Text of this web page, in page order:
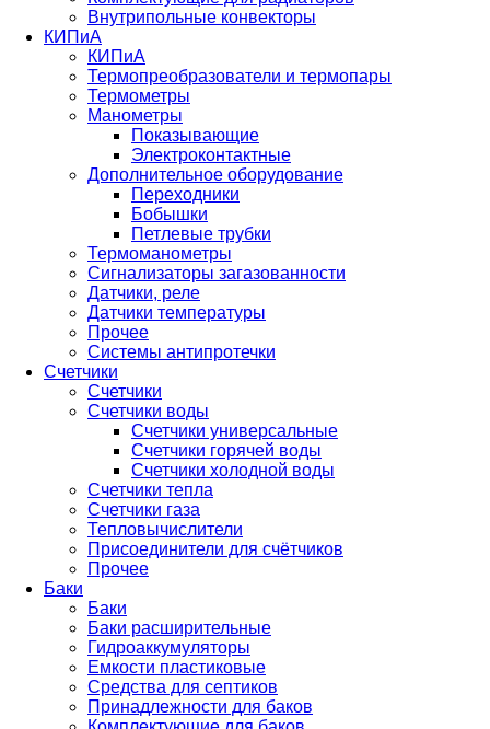
Внутрипольные конвекторы
КИПиА
КИПиА
Термопреобразователи и термопары
Термометры
Манометры
Показывающие
Электроконтактные
Дополнительное оборудование
Переходники
Бобышки
Петлевые трубки
Термоманометры
Сигнализаторы загазованности
Датчики, реле
Датчики температуры
Прочее
Системы антипротечки
Счетчики
Счетчики
Счетчики воды
Счетчики универсальные
Счетчики горячей воды
Счетчики холодной воды
Счетчики тепла
Счетчики газа
Тепловычислители
Присоединители для счётчиков
Прочее
Баки
Баки
Баки расширительные
Гидроаккумуляторы
Емкости пластиковые
Средства для септиков
Принадлежности для баков